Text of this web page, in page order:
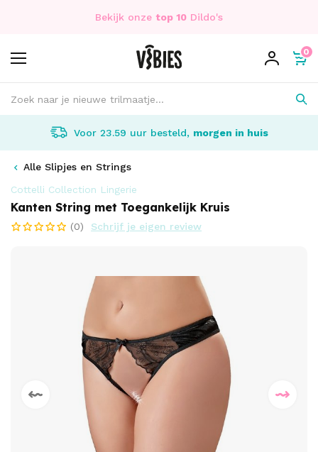
Bekijk onze top 10 Dildo's
0
Voor 23.59 uur besteld, morgen in huis
Alle Slipjes en Strings
Cottelli Collection Lingerie
Kanten String met Toegankelijk Kruis
(0) Schrijf je eigen review